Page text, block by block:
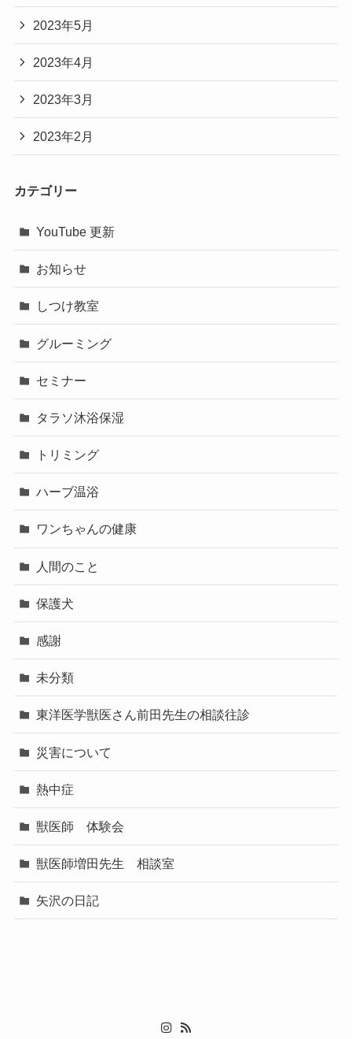
2023年5月
2023年4月
2023年3月
2023年2月
カテゴリー
YouTube 更新
お知らせ
しつけ教室
グルーミング
セミナー
タラソ沐浴保湿
トリミング
ハーブ温浴
ワンちゃんの健康
人間のこと
保護犬
感謝
未分類
東洋医学獣医さん前田先生の相談往診
災害について
熱中症
獣医師 体験会
獣医師増田先生 相談室
矢沢の日記